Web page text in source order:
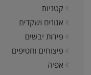
קטניות
אגוזים ושקדים
פירות יבשים
פיצוחים וחטיפים
אפיה